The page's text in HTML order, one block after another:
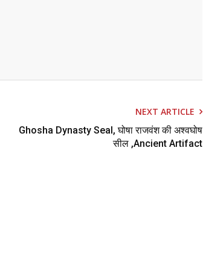
NEXT ARTICLE
Ghosha Dynasty Seal, घोषा राजवंश की अश्वघोष
सील ,ancient Artifact